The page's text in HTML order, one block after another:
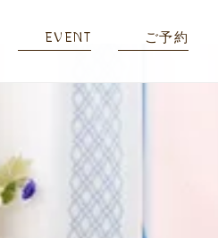
EVENT ご予約